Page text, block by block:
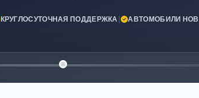
КРУГЛОСУТОЧНАЯ ПОДДЕРЖКА | АВТОМОБИЛИ